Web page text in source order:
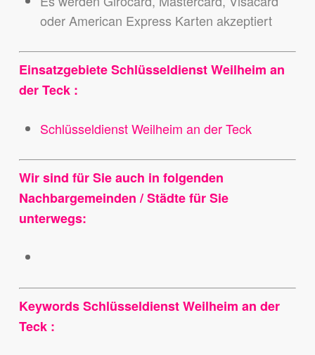
oder American Express Karten akzeptiert
Einsatzgebiete Schlüsseldienst Weilheim an
der Teck :
Schlüsseldienst Weilheim an der Teck
Wir sind für Sie auch in folgenden
Nachbargemeinden / Städte für Sie
unterwegs:
Keywords Schlüsseldienst Weilheim an der
Teck :